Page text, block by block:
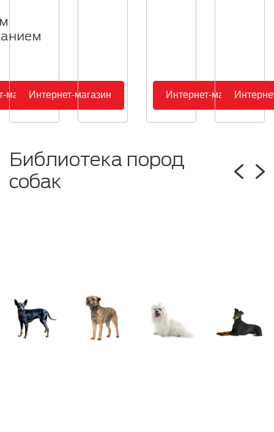
магазинИнтернет-магазин Интернет-магазин
Библиотека пород
собак